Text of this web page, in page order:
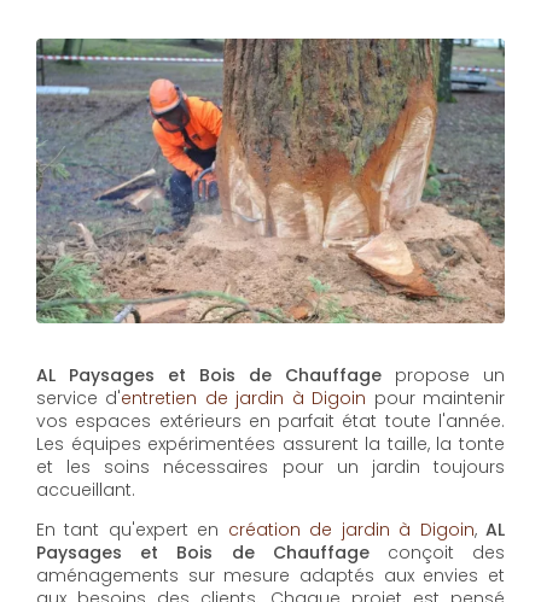
AL Paysages et Bois de Chauffage propose un
service d'entretien de jardin à Digoin pour maintenir
vos espaces extérieurs en parfait état toute l'année.
Les équipes expérimentées assurent la taille, la tonte
et les soins nécessaires pour un jardin toujours
accueillant.
En tant qu'expert en création de jardin à Digoin,AL
Paysages et Bois de Chauffageconçoit des
aménagements sur mesure adaptés aux envies et